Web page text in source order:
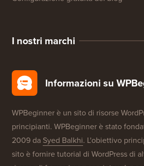
I nostri marchi
Informazioni su
WPBeginner è un sito di risorse
principianti. WPBeginner è stato
2009 da Syed Balkhi. L'obiettivo
sito è fornire tutorial di WordPress di